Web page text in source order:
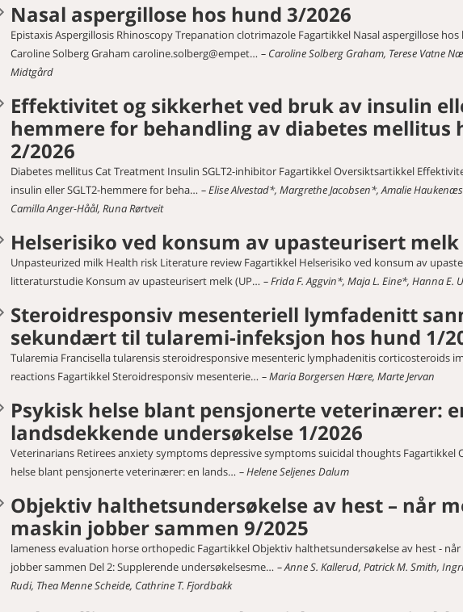
Nasal aspergillose hos hund 3/2026
Epistaxis Aspergillosis Rhinoscopy Trepanation clotrimazole Fagartikkel Nasal aspergillose
Caroline Solberg Graham caroline.solberg@empet…
Caroline Solberg Graham, Terese Vatne
Midtgård
Effektivitet og sikkerhet ved bruk av insulin
hemmere for behandling av diabetes mellitus
2/2026
Diabetes mellitus Cat Treatment Insulin SGLT2-inhibitor Fagartikkel Oversiktsartikkel
insulin eller SGLT2-hemmere for beha…
Elise Alvestad*, Margrethe Jacobsen*, Amalie
Camilla Anger-Håål, Runa Rørtveit
Helserisiko ved konsum av upasteurisert melk
Unpasteurized milk Health risk Literature review Fagartikkel Helserisiko ved konsum av
litteraturstudie Konsum av upasteurisert melk (UP…
Frida F. Aggvin*, Maja L. Eine*, Hanna E.
Steroidresponsiv mesenteriell lymfadenitt
sekundært til tularemi-infeksjon hos hund 1/
Tularemia Francisella tularensis steroidresponsive mesenteric lymphadenitis corticosteroids
reactions Fagartikkel Steroidresponsiv mesenterie…
Maria Borgersen Hære, Marte Jervan
Psykisk helse blant pensjonerte veterinærer:
landsdekkende undersøkelse 1/2026
Veterinarians Retirees anxiety symptoms depressive symptoms suicidal thoughts Fagartikkel
helse blant pensjonerte veterinærer: en lands…
Helene Seljenes Dalum
Objektiv halthetsundersøkelse av hest – når
maskin jobber sammen 9/2025
lameness evaluation horse orthopedic Fagartikkel Objektiv halthetsundersøkelse av hest -
jobber sammen Del 2: Supplerende undersøkelsesme…
Anne S. Kallerud, Patrick M. Smith,
Rudi, Thea Menne Scheide, Cathrine T. Fjordbakk